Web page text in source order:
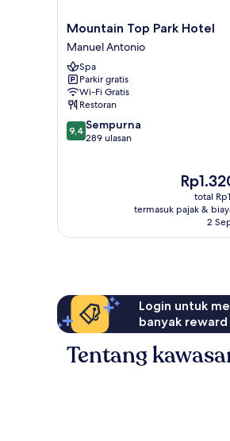
Mountain
Top
Park
Hotel
Manuel
Antonio
Mountain Top Park Hotel
Manuel Antonio
Spa
Parkir gratis
Wi-Fi Gratis
Restoran
9.4
dari
9,4 Sempurna
289 ulasan
Harga
sekarang
total
termasuk pajak &
2
Login untuk
banyak
Tentang